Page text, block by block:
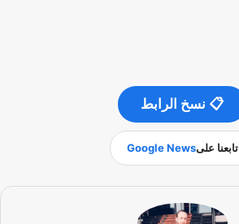
📋 نسخ الرابط
تابعنا علىGoogle News